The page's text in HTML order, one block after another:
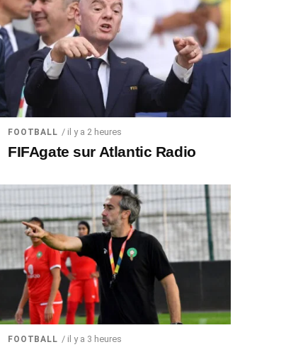
FOOTBALL / il y a 2 heures
FIFAgate sur Atlantic Radio
FOOTBALL / il y a 3 heures